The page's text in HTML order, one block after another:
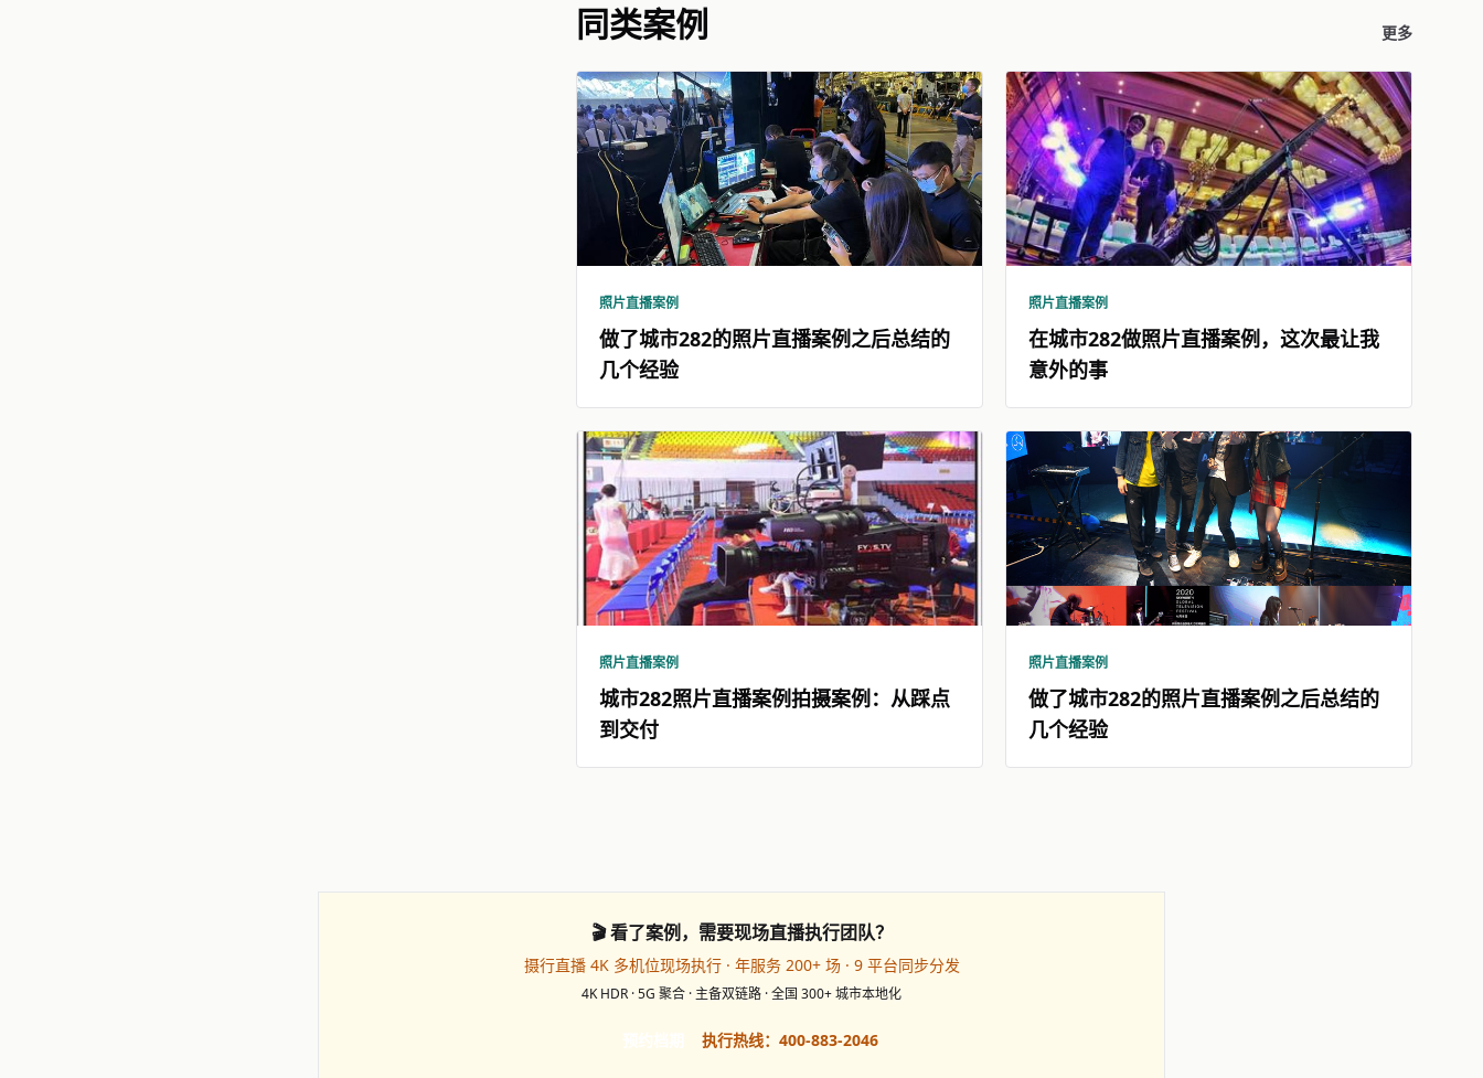
同类案例 更多
照片直播案例
做了城市282的照片直播案例之后总结的
几个经验
照片直播案例
在城市282做照片直播案例，这次最让我
意外的事
照片直播案例
城市282照片直播案例拍摄案例：从踩点
到交付
照片直播案例
做了城市282的照片直播案例之后总结的
几个经验
🎬 看了案例，需要现场直播执行团队？
摄行直播 4K 多机位现场执行 · 年服务 200+ 场 · 9 平台同步分发
4K HDR · 5G 聚合 · 主备双链路 · 全国 300+ 城市本地化
执行热线：400-883-2046